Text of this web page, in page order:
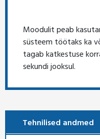
Moodulit peab
süsteem töötaks ka
tagab katkestuse
sekundi jooksul.
Tehnilised andmed